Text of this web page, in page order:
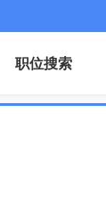
职位搜索